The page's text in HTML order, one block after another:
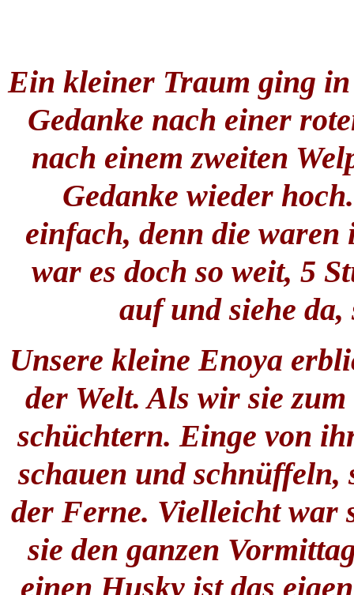
Ein kleiner Traum ging
Gedanke nach einer
nach einem zweiten
Gedanke wieder
einfach, denn die
war es doch so weit, 5
auf und siehe
Unsere kleine Enoya
der Welt. Als wir sie
schüchtern. Einge von
schauen und schnüffeln,
der Ferne. Vielleicht war
sie den ganzen
einen Husky ist das